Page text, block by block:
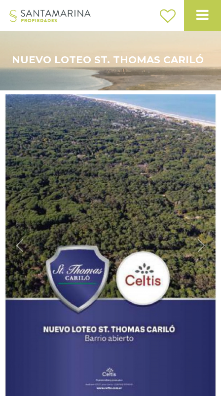
NUEVO LOTEO ST. THOMAS CARILÓ
Previous Next